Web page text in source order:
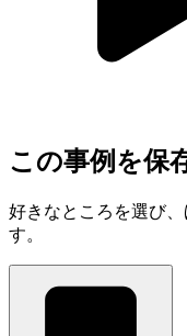
この事例を保
好きなところを選び
す。